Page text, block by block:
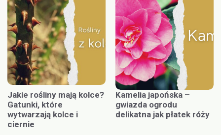
Jakie rośliny mają kolce?
Gatunki, które
wytwarzają kolce i
ciernie
Kamelia japońska –
gwiazda ogrodu
delikatna jak płatek róży